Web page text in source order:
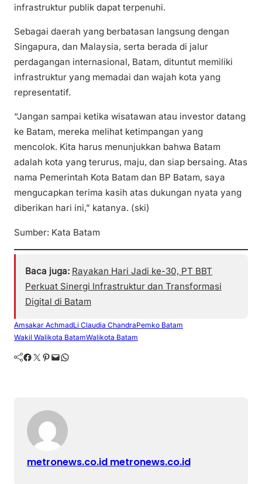
infrastruktur publik dapat terpenuhi.
Sebagai daerah yang berbatasan langsung dengan
Singapura, dan Malaysia, serta berada di jalur
perdagangan internasional, Batam, dituntut memiliki
infrastruktur yang memadai dan wajah kota yang
representatif.
“Jangan sampai ketika wisatawan atau investor datang
ke Batam, mereka melihat ketimpangan yang
mencolok. Kita harus menunjukkan bahwa Batam
adalah kota yang terurus, maju, dan siap bersaing. Atas
nama Pemerintah Kota Batam dan BP Batam, saya
mengucapkan terima kasih atas dukungan nyata yang
diberikan hari ini,” katanya. (ski)
Sumber: Kata Batam
Baca juga: Rayakan Hari Jadi ke-30, PT BBT
Perkuat Sinergi Infrastruktur dan Transformasi
Digital di Batam
Amsakar AchmadLi Claudia ChandraPemko Batam
Wakil Walikota BatamWalikota Batam
Facebook Twitter Pinterest Mail WhatsApp
metronews.co.id metronews.co.id